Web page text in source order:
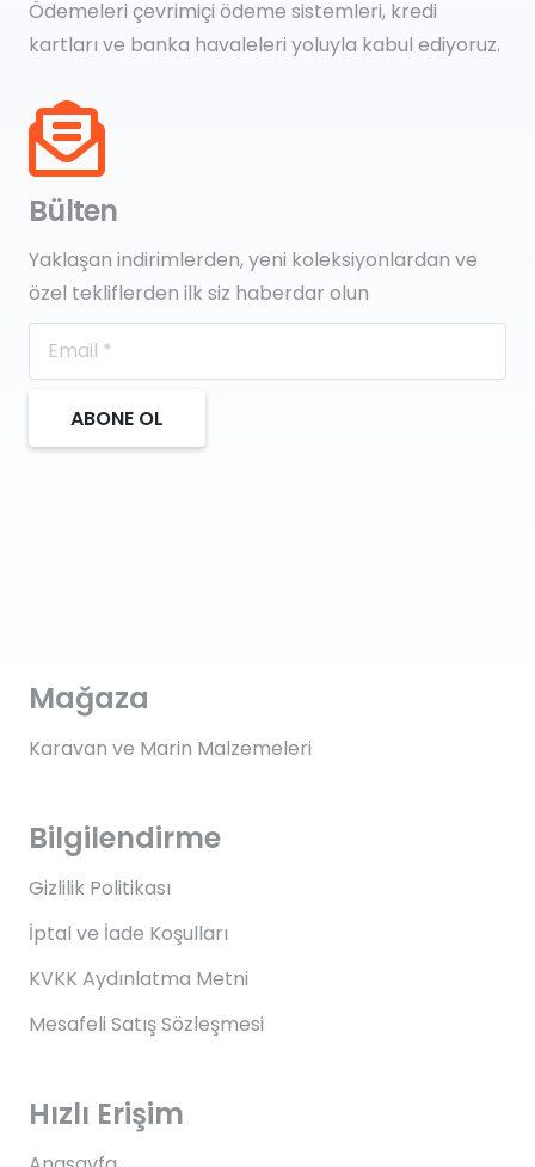
Ödemeleri çevrimiçi ödeme sistemleri, kredi
kartları ve banka havaleleri yoluyla kabul ediyoruz.
Bülten
Yaklaşan indirimlerden, yeni koleksiyonlardan ve
özel tekliflerden ilk siz haberdar olun
ABONE OL
Mağaza
Karavan ve Marin Malzemeleri
Bilgilendirme
Gizlilik Politikası
İptal ve İade Koşulları
KVKK Aydınlatma Metni
Mesafeli Satış Sözleşmesi
Hızlı Erişim